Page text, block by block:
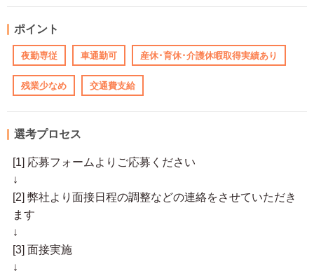
ポイント
夜勤専従 車通勤可 産休･育休･介護休暇取得実績あり
残業少なめ 交通費支給
選考プロセス
[1] 応募フォームよりご応募ください
↓
[2] 弊社より面接日程の調整などの連絡をさせていただき
ます
↓
[3] 面接実施
↓